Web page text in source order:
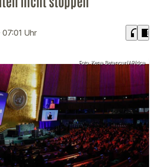
07:01 Uhr headphones chrome_reader_mode
Foto: Kena Betancur/AP/dpa